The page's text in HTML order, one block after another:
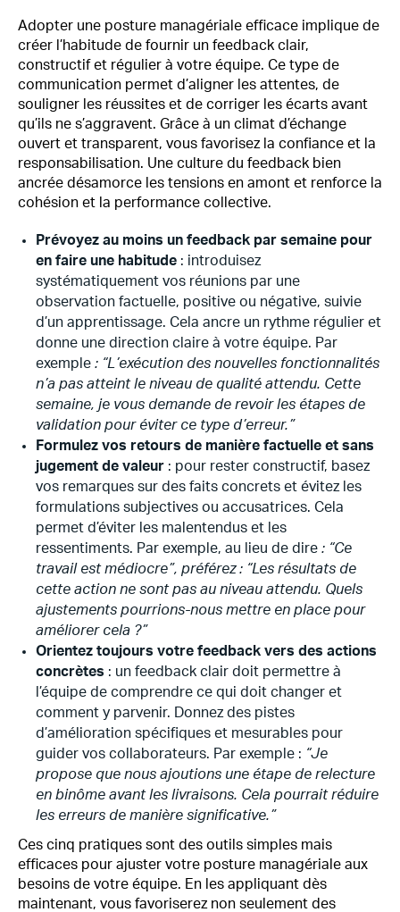
Adopter une posture managériale efficace implique de
créer l’habitude de fournir un feedback clair,
constructif et régulier à votre équipe. Ce type de
communication permet d’aligner les attentes, de
souligner les réussites et de corriger les écarts avant
qu’ils ne s’aggravent. Grâce à un climat d’échange
ouvert et transparent, vous favorisez la confiance et la
responsabilisation. Une culture du feedback bien
ancrée désamorce les tensions en amont et renforce la
cohésion et la performance collective.
Prévoyez au moins un feedback par semaine pour
en faire une habitude : introduisez
systématiquement vos réunions par une
observation factuelle, positive ou négative, suivie
d’un apprentissage. Cela ancre un rythme régulier et
donne une direction claire à votre équipe. Par
exemple : “L’exécution des nouvelles fonctionnalités
n’a pas atteint le niveau de qualité attendu. Cette
semaine, je vous demande de revoir les étapes de
validation pour éviter ce type d’erreur.”
Formulez vos retours de manière factuelle et sans
jugement de valeur : pour rester constructif, basez
vos remarques sur des faits concrets et évitez les
formulations subjectives ou accusatrices. Cela
permet d’éviter les malentendus et les
ressentiments. Par exemple, au lieu de dire : “Ce
travail est médiocre”, préférez : “Les résultats de
cette action ne sont pas au niveau attendu. Quels
ajustements pourrions-nous mettre en place pour
améliorer cela ?”
Orientez toujours votre feedback vers des actions
concrètes : un feedback clair doit permettre à
l’équipe de comprendre ce qui doit changer et
comment y parvenir. Donnez des pistes
d’amélioration spécifiques et mesurables pour
guider vos collaborateurs. Par exemple : “Je
propose que nous ajoutions une étape de relecture
en binôme avant les livraisons. Cela pourrait réduire
les erreurs de manière significative.”
Ces cinq pratiques sont des outils simples mais
efficaces pour ajuster votre posture managériale aux
besoins de votre équipe. En les appliquant dès
maintenant, vous favoriserez non seulement des